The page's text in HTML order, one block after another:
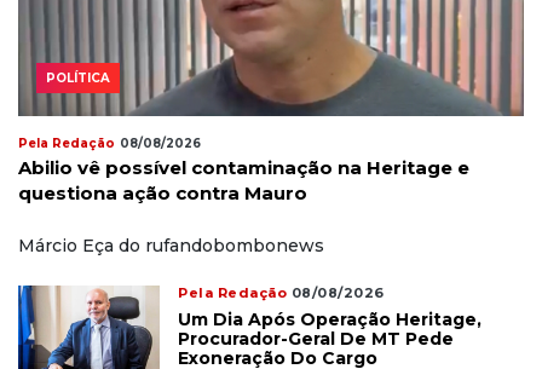
POLÍTICA
Pela Redação 08/08/2026
Abilio vê possível contaminação na Heritage e
questiona ação contra Mauro
Márcio Eça do rufandobombonews
Pela Redação 08/08/2026
Um Dia Após Operação Heritage,
Procurador-Geral De MT Pede
Exoneração Do Cargo